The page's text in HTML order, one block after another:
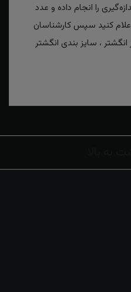
را انجام داده و عدد
کنید سپس کارشناسان
، سایز بندی انگشتر